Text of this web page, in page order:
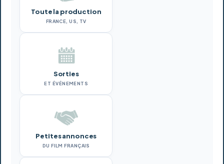
Toute la production
FRANCE, US, TV
Sorties
ET ÉVÉNEMENTS
Petites annonces
DU FILM FRANÇAIS